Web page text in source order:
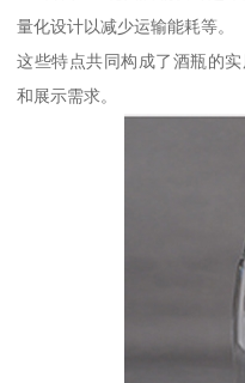
量化设计以减少运输能耗等。
这些特点共同构成了酒瓶的
和展示需求。